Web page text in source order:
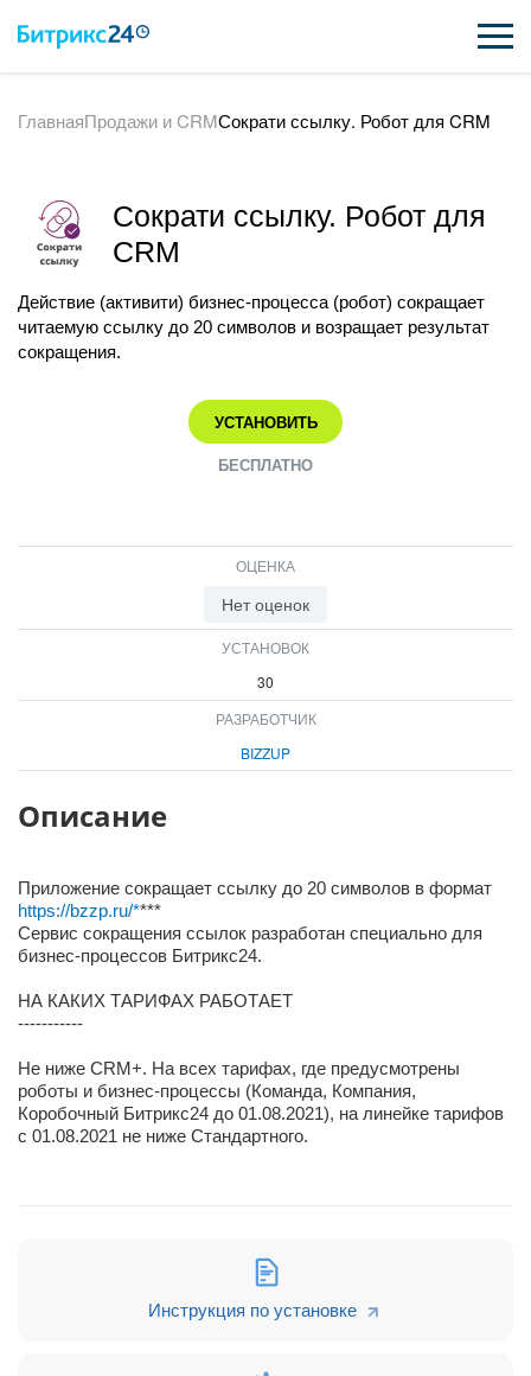
ВОЗМОЖНОСТИ
ИНТЕГРАЦИИ
ПОДДЕРЖКА
ПОЛУЧИТЬ БЕСПЛАТНО
ГлавнаяПродажи и CRMСократи ссылку. Робот для CRM
Сократи ссылку. Робот для
CRM
Действие (активити) бизнес-процесса (робот) сокращает
читаемую ссылку до 20 символов и возращает результат
сокращения.
УСТАНОВИТЬ
БЕСПЛАТНО
ОЦЕНКА
Нет оценок
УСТАНОВОК
30
РАЗРАБОТЧИК
BIZZUP
Описание
Приложение сокращает ссылку до 20 символов в формат
https://bzzp.ru/****
Сервис сокращения ссылок разработан специально для
бизнес-процессов Битрикс24.
НА КАКИХ ТАРИФАХ РАБОТАЕТ
-----------
Не ниже CRM+. На всех тарифах, где предусмотрены
роботы и бизнес-процессы (Команда, Компания,
Коробочный Битрикс24 до 01.08.2021), на линейке тарифов
с 01.08.2021 не ниже Стандартного.
Инструкция по установке